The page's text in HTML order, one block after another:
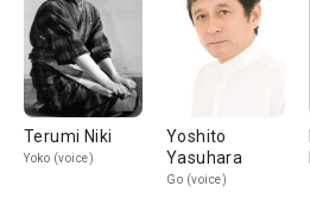
Terumi Niki
Yoko (voice)
Yoshito
Yasuhara
Go (voice)